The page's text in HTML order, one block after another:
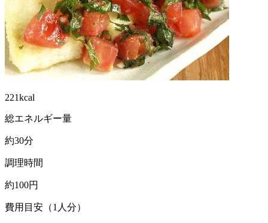
221kcal
総エネルギー量
約30分
調理時間
約100円
費用目安（1人分）